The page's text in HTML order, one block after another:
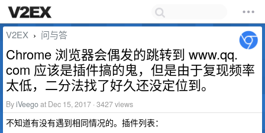
V2EX › 问与答
Chrome 浏览器会偶发的跳转到 www.qq.
com 应该是插件搞的鬼，但是由于复现频率
太低，二分法找了好久还没定位到。
ByiVeegoat Dec 15, 2017 · 3427 views
不知道有没有遇到相同情况的。插件列表：